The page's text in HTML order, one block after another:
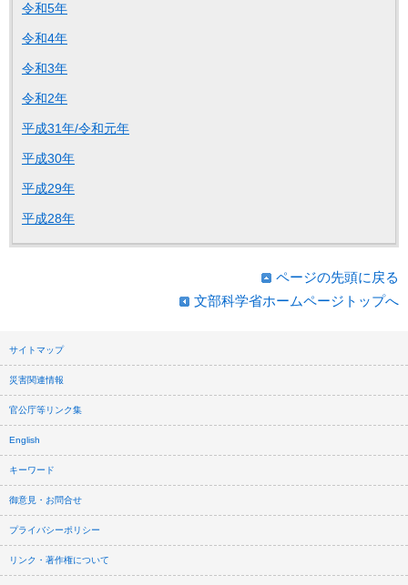
令和5年
令和4年
令和3年
令和2年
平成31年/令和元年
平成30年
平成29年
平成28年
ページの先頭に戻る
文部科学省ホームページトップへ
サイトマップ
災害関連情報
官公庁等リンク集
English
キーワード
御意見・お問合せ
プライバシーポリシー
リンク・著作権について